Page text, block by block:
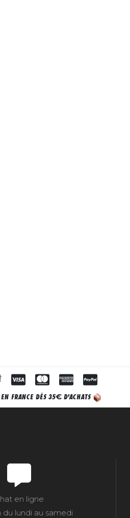
FRANCE DÈS 35€ D'ACHATS
en ligne
du lundi au samedi